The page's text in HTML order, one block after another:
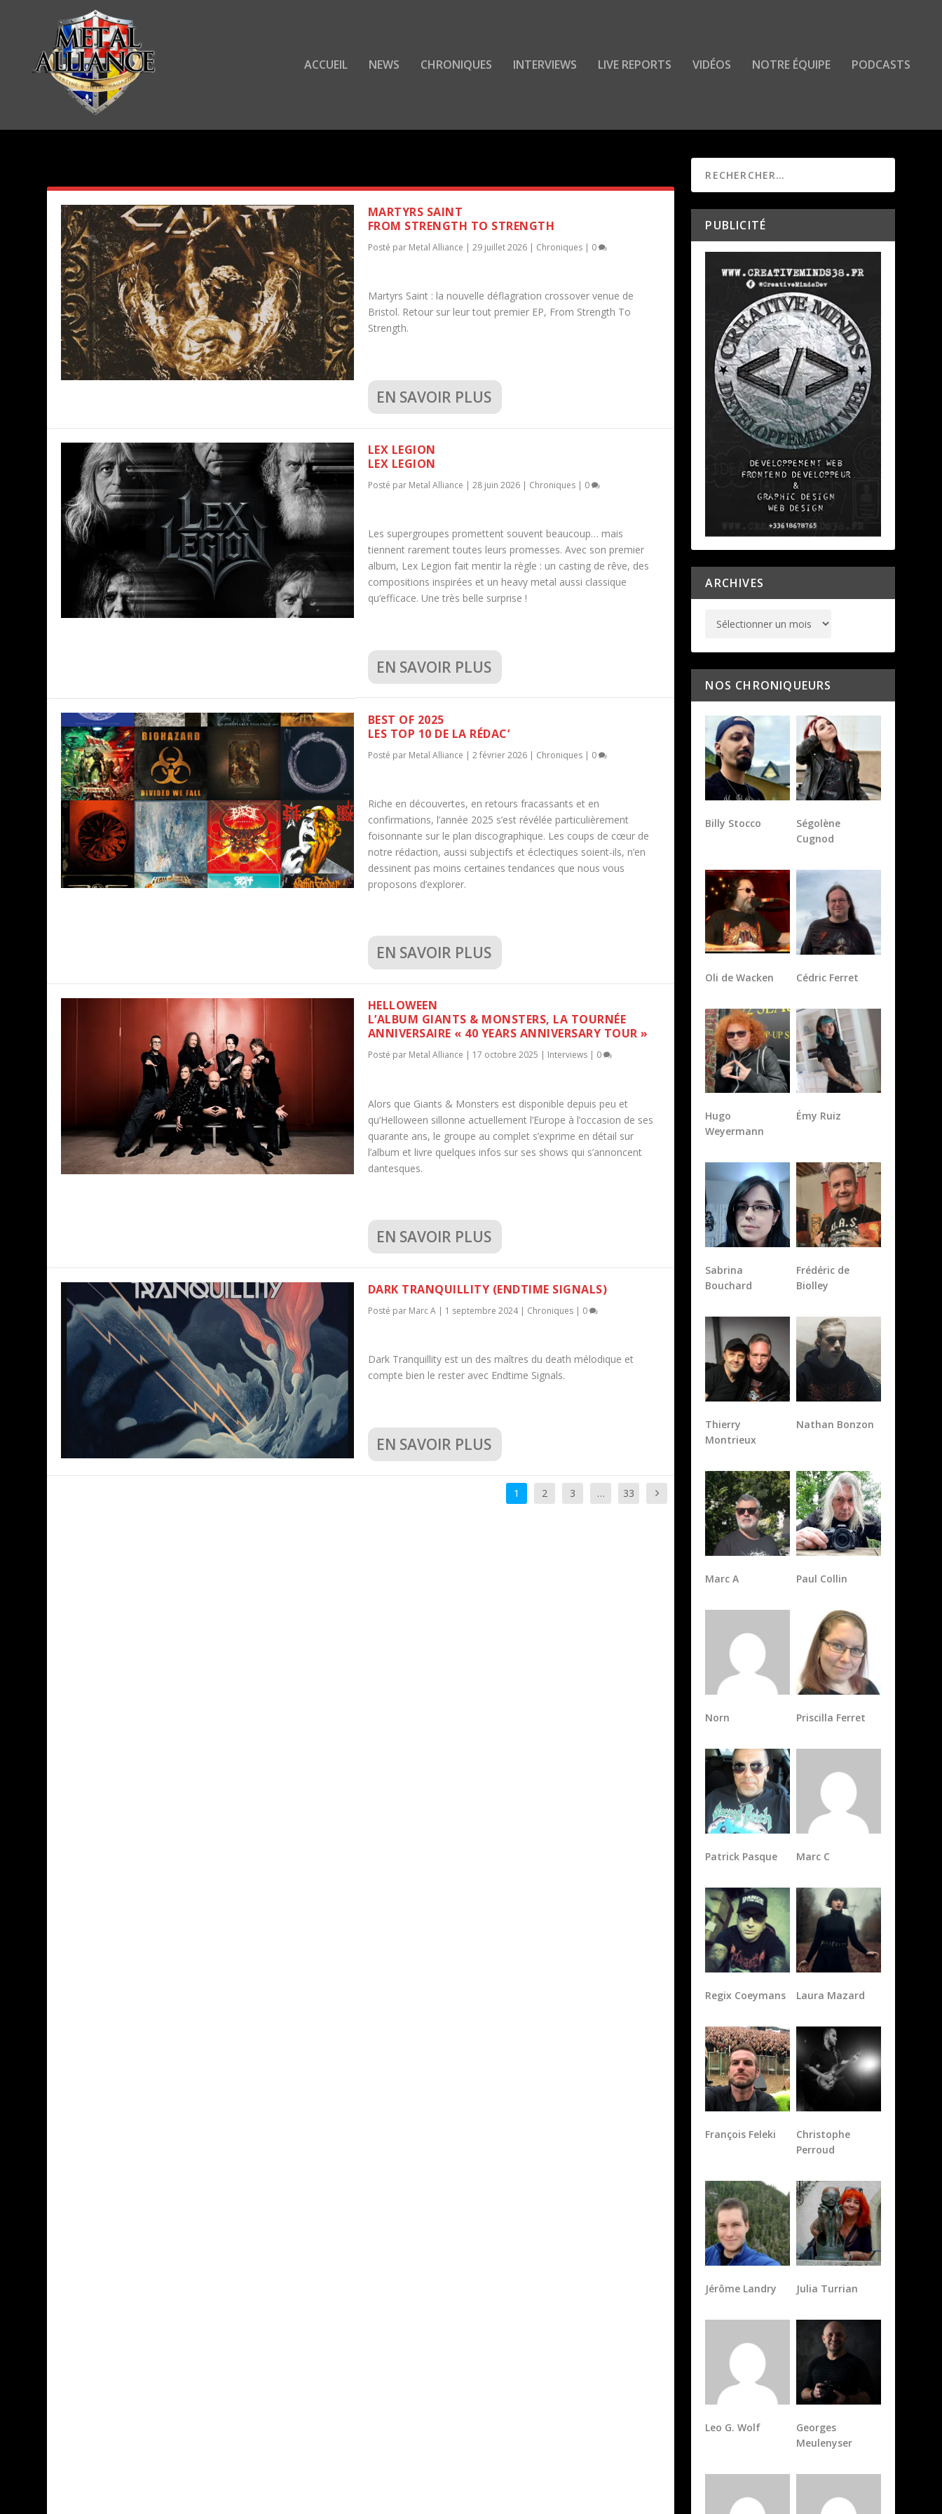
ACCUEIL NEWS CHRONIQUES INTERVIEWS LIVE REPORTS VIDÉOS NOTRE ÉQUIPE PODCASTS
MARTYRS SAINT
FROM STRENGTH TO STRENGTH
Posté par Metal Alliance | 29 juillet 2026| Chroniques| 0
Martyrs Saint : la nouvelle déflagration crossover venue de
Bristol. Retour sur leur tout premier EP, From Strength To
Strength.
EN SAVOIR PLUS
LEX LEGION
LEX LEGION
Posté par Metal Alliance | 28 juin 2026| Chroniques| 0
Les supergroupes promettent souvent beaucoup… mais
tiennent rarement toutes leurs promesses. Avec son premier
album, Lex Legion fait mentir la règle : un casting de rêve, des
compositions inspirées et un heavy metal aussi classique
qu’efficace. Une très belle surprise !
EN SAVOIR PLUS
BEST OF 2025
LES TOP 10 DE LA RÉDAC’
Posté par Metal Alliance | 2 février 2026| Chroniques| 0
Riche en découvertes, en retours fracassants et en
confirmations, l’année 2025 s’est révélée particulièrement
foisonnante sur le plan discographique. Les coups de cœur de
notre rédaction, aussi subjectifs et éclectiques soient-ils, n’en
dessinent pas moins certaines tendances que nous vous
proposons d’explorer.
EN SAVOIR PLUS
HELLOWEEN
L’ALBUM GIANTS & MONSTERS, LA TOURNÉE
ANNIVERSAIRE « 40 YEARS ANNIVERSARY TOUR »
Posté par Metal Alliance | 17 octobre 2025 | Interviews| 0
Alors que Giants & Monsters est disponible depuis peu et
qu’Helloween sillonne actuellement l’Europe à l’occasion de ses
quarante ans, le groupe au complet s’exprime en détail sur
l’album et livre quelques infos sur ses shows qui s’annoncent
dantesques.
EN SAVOIR PLUS
DARK TRANQUILLITY (ENDTIME SIGNALS)
Posté par Marc A| 1 septembre 2024| Chroniques| 0
Dark Tranquillity est un des maîtres du death mélodique et
compte bien le rester avec Endtime Signals.
EN SAVOIR PLUS
1 2 3 … 33
PUBLICITÉ
Billy Stocco
Ségolène
Cugnod
Oli de Wacken Cédric Ferret
Hugo
Weyermann
Émy Ruiz
Sabrina
Bouchard
Frédéric de
Biolley
Thierry
Montrieux
Nathan Bonzon
Marc A Paul Collin
Norn Priscilla Ferret
Patrick Pasque Marc C
Regix Coeymans Laura Mazard
François Feleki
Christophe
Perroud
Jérôme Landry Julia Turrian
Leo G. Wolf
Georges
Meulenyser